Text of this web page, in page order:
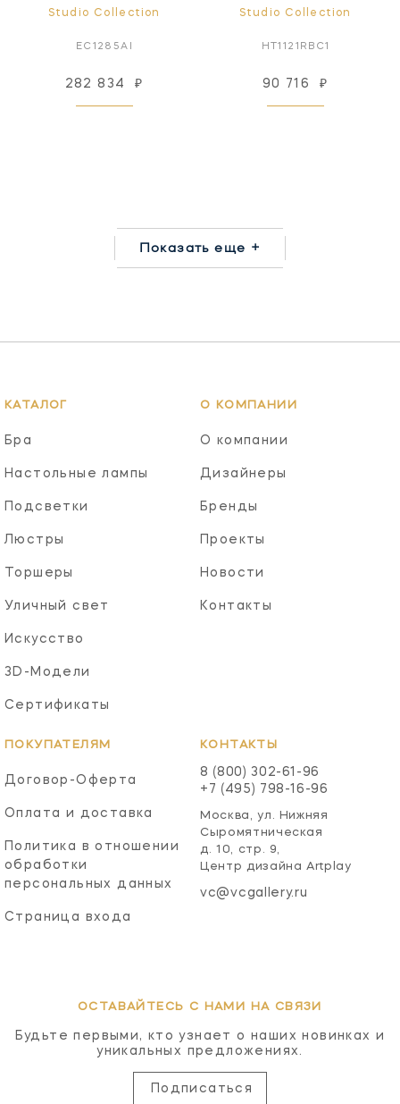
Studio Collection
EC1285AI
282 834 ₽
Studio Collection
HT1121RBC1
90 716 ₽
Показать еще +
КАТАЛОГ
Бра
Настольные лампы
Подсветки
Люстры
Торшеры
Уличный свет
Искусство
3D-Модели
Сертификаты
О КОМПАНИИ
О компании
Дизайнеры
Бренды
Проекты
Новости
Контакты
ПОКУПАТЕЛЯМ
Договор-Оферта
Оплата и доставка
Политика в отношении
обработки
персональных данных
Страница входа
КОНТАКТЫ
8 (800) 302-61-96
+7 (495) 798-16-96
Москва, ул. Нижняя
Сыромятническая
д. 10, стр. 9,
Центр дизайна Artplay
vc@vcgallery.ru
ОСТАВАЙТЕСЬ С НАМИ НА СВЯЗИ
Будьте первыми, кто узнает о наших новинках и
уникальных предложениях.
Подписаться